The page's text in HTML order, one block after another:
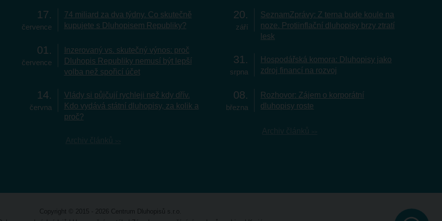
17
července
74 miliard za dva týdny. Co skutečně
kupujete s Dluhopisem Republiky?
01
července
Inzerovaný vs. skutečný výnos: proč
Dluhopis Republiky nemusí být lepší
volba než spořicí účet
14
června
Vlády si půjčují rychleji než kdy dřív.
Kdo vydává státní dluhopisy, za kolik a
proč?
20
září
SeznamZprávy: Z terna bude koule na
noze. Protiinflační dluhopisy brzy ztratí
lesk
31
srpna
Hospodářská komora: Dluhopisy jako
zdroj financí na rozvoj
08
března
Rozhovor: Zájem o korporátní
dluhopisy roste
Copyright © 2015 - 2026 Centrum Dluhopisů s.r.o.